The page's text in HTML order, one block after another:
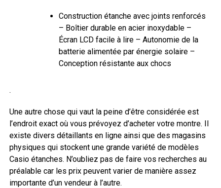
Construction étanche avec joints renforcés
– Boîtier durable en acier inoxydable –
Écran LCD facile à lire – Autonomie de la
batterie alimentée par énergie solaire –
Conception résistante aux chocs
.
Une autre chose qui vaut la peine d’être considérée est
l’endroit exact où vous prévoyez d’acheter votre montre. Il
existe divers détaillants en ligne ainsi que des magasins
physiques qui stockent une grande variété de modèles
Casio étanches. N’oubliez pas de faire vos recherches au
préalable car les prix peuvent varier de manière assez
importante d’un vendeur à l’autre.